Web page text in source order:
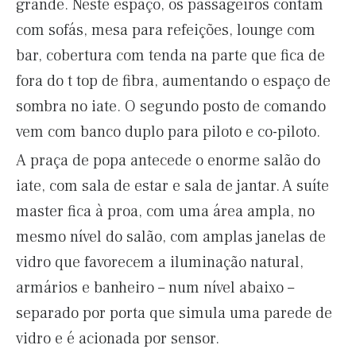
grande. Neste espaço, os passageiros contam
com sofás, mesa para refeições, lounge com
bar, cobertura com tenda na parte que fica de
fora do t top de fibra, aumentando o espaço de
sombra no iate. O segundo posto de comando
vem com banco duplo para piloto e co-piloto.
A praça de popa antecede o enorme salão do
iate, com sala de estar e sala de jantar. A suíte
master fica à proa, com uma área ampla, no
mesmo nível do salão, com amplas janelas de
vidro que favorecem a iluminação natural,
armários e banheiro – num nível abaixo –
separado por porta que simula uma parede de
vidro e é acionada por sensor.